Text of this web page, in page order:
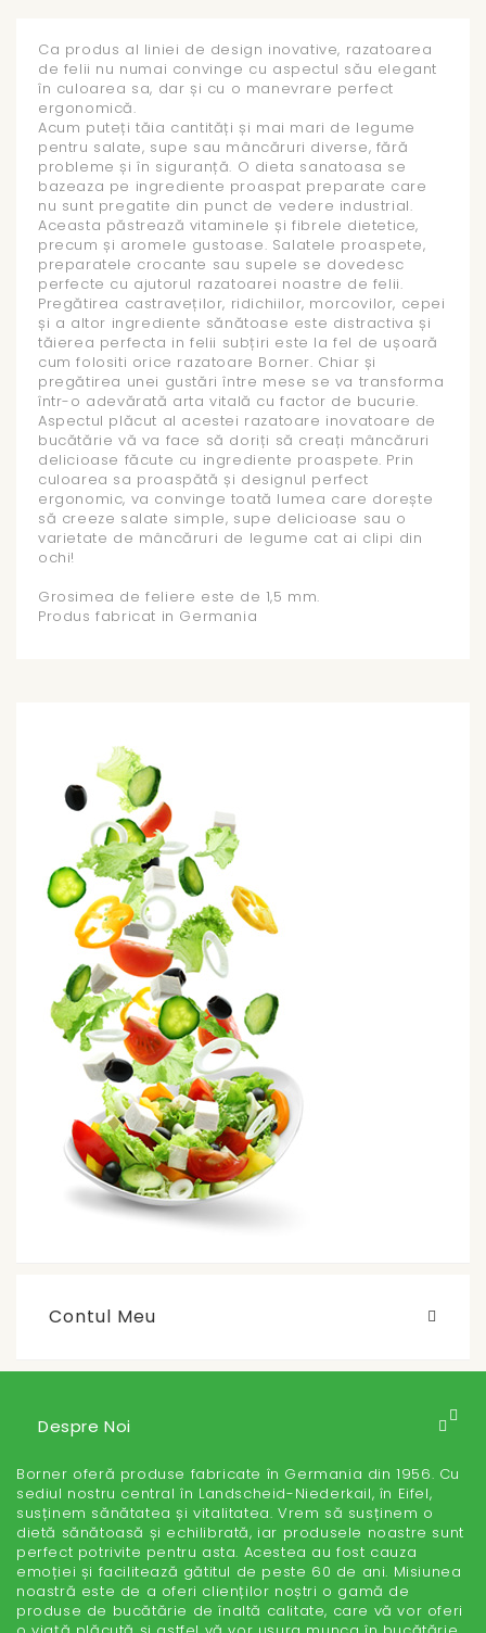
Ca produs al liniei de design inovative, razatoarea
de felii nu numai convinge cu aspectul său elegant
în culoarea sa, dar și cu o manevrare perfect
ergonomică.
Acum puteți tăia cantități și mai mari de legume
pentru salate, supe sau mâncăruri diverse, fără
probleme și în siguranță. O dieta sanatoasa se
bazeaza pe ingrediente proaspat preparate care
nu sunt pregatite din punct de vedere industrial.
Aceasta păstrează vitaminele și fibrele dietetice,
precum și aromele gustoase. Salatele proaspete,
preparatele crocante sau supele se dovedesc
perfecte cu ajutorul razatoarei noastre de felii.
Pregătirea castraveților, ridichiilor, morcovilor, cepei
și a altor ingrediente sănătoase este distractiva și
tăierea perfecta in felii subțiri este la fel de ușoară
cum folositi orice razatoare Borner. Chiar și
pregătirea unei gustări între mese se va transforma
într-o adevărată arta vitală cu factor de bucurie.
Aspectul plăcut al acestei razatoare inovatoare de
bucătărie vă va face să doriți să creați mâncăruri
delicioase făcute cu ingrediente proaspete. Prin
culoarea sa proaspătă și designul perfect
ergonomic, va convinge toată lumea care dorește
să creeze salate simple, supe delicioase sau o
varietate de mâncăruri de legume cat ai clipi din
ochi!
Grosimea de feliere este de 1,5 mm.
Produs fabricat in Germania
Contul Meu
Despre Noi
Borner oferă produse fabricate în Germania din 1956. Cu
sediul nostru central în Landscheid-Niederkail, în Eifel,
susținem sănătatea și vitalitatea. Vrem să susținem o
dietă sănătoasă și echilibrată, iar produsele noastre sunt
perfect potrivite pentru asta. Acestea au fost cauza
emoției și facilitează gătitul de peste 60 de ani. Misiunea
noastră este de a oferi clienților noștri o gamă de
produse de bucătărie de înaltă calitate, care vă vor oferi